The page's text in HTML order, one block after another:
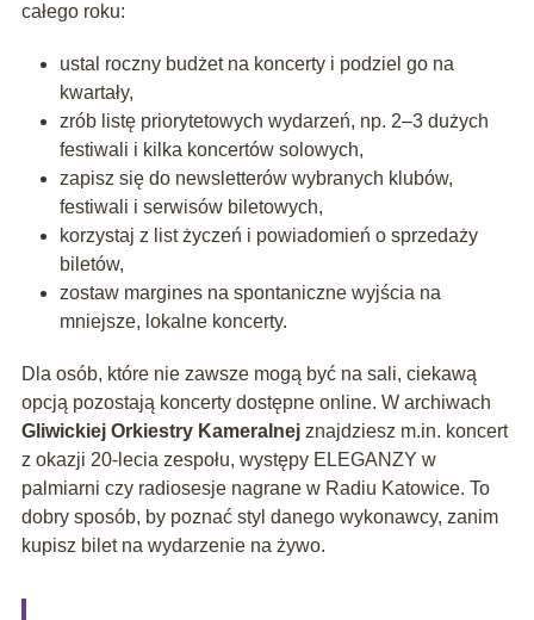
całego roku:
ustal roczny budżet na koncerty i podziel go na
kwartały,
zrób listę priorytetowych wydarzeń, np. 2–3 dużych
festiwali i kilka koncertów solowych,
zapisz się do newsletterów wybranych klubów,
festiwali i serwisów biletowych,
korzystaj z list życzeń i powiadomień o sprzedaży
biletów,
zostaw margines na spontaniczne wyjścia na
mniejsze, lokalne koncerty.
Dla osób, które nie zawsze mogą być na sali, ciekawą
opcją pozostają koncerty dostępne online. W archiwach
Gliwickiej Orkiestry Kameralnejznajdziesz m.in. koncert
z okazji 20-lecia zespołu, występy ELEGANZY w
palmiarni czy radiosesje nagrane w Radiu Katowice. To
dobry sposób, by poznać styl danego wykonawcy, zanim
kupisz bilet na wydarzenie na żywo.